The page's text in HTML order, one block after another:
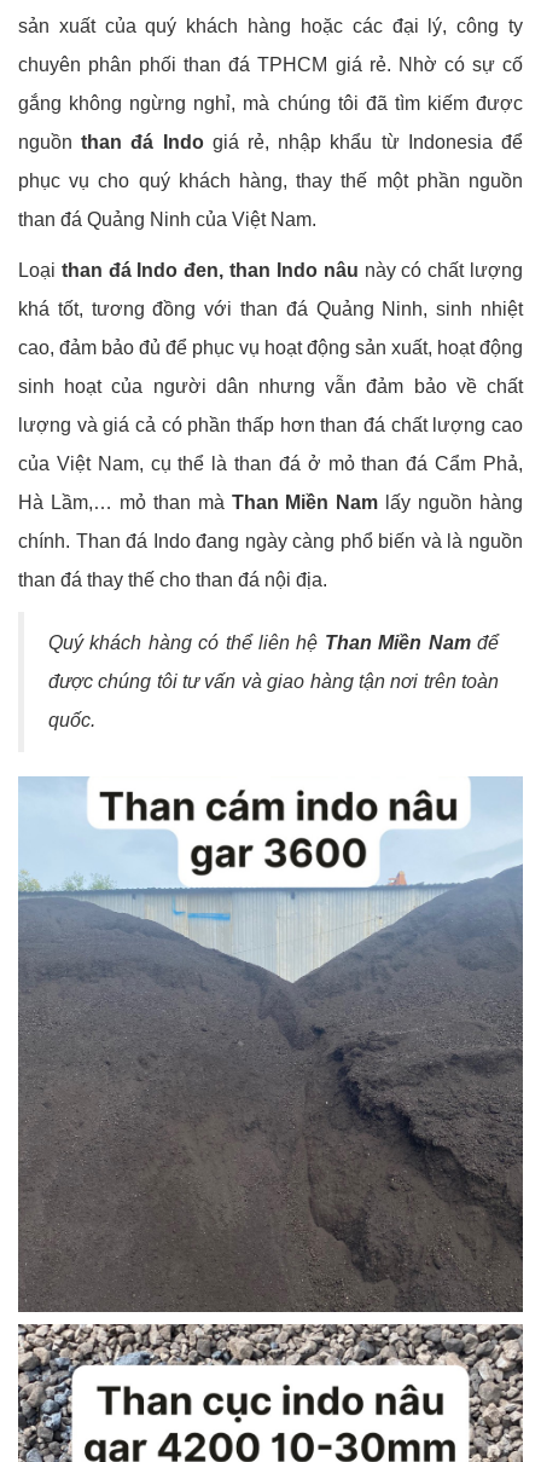
sản xuất của quý khách hàng hoặc các đại lý, công ty
chuyên phân phối than đá TPHCM giá rẻ. Nhờ có sự cố
gắng không ngừng nghỉ, mà chúng tôi đã tìm kiếm được
nguồnthan đá Indogiá rẻ, nhập khẩu từ Indonesia để
phục vụ cho quý khách hàng, thay thế một phần nguồn
than đá Quảng Ninh của Việt Nam.
Loại than đá Indo đen, than Indo nâu này có chất lượng
khá tốt, tương đồng với than đá Quảng Ninh, sinh nhiệt
cao, đảm bảo đủ để phục vụ hoạt động sản xuất, hoạt động
sinh hoạt của người dân nhưng vẫn đảm bảo về chất
lượng và giá cả có phần thấp hơn than đá chất lượng cao
của Việt Nam, cụ thể là than đá ở mỏ than đá Cẩm Phả,
Hà Lầm,… mỏ than mà Than Miền Nam lấy nguồn hàng
chính. Than đá Indo đang ngày càng phổ biến và là nguồn
than đá thay thế cho than đá nội địa.
Quý khách hàng có thể liên hệ Than Miền Namđể
được chúng tôi tư vấn và giao hàng tận nơi trên toàn
quốc.